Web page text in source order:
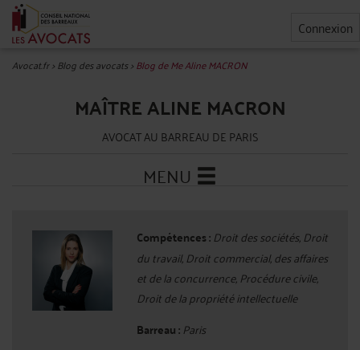
Connexion
Avocat.fr>Blog des avocats>Blog de Me Aline MACRON
MAÎTRE ALINE MACRON
AVOCAT AU BARREAU DE PARIS
MENU
Compétences : Droit des sociétés, Droit
du travail, Droit commercial, des affaires
et de la concurrence, Procédure civile,
Droit de la propriété intellectuelle
Barreau : Paris